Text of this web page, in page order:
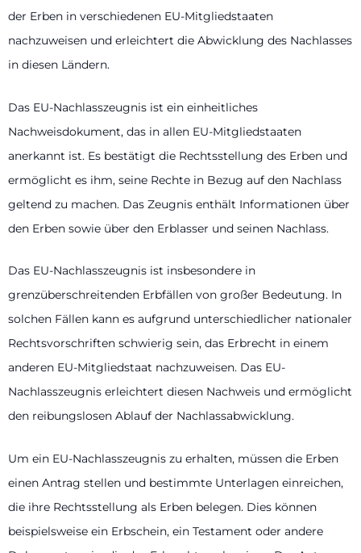
der Erben in verschiedenen EU-Mitgliedstaaten
nachzuweisen und erleichtert die Abwicklung des Nachlasses
in diesen Ländern.
Das EU-Nachlasszeugnis ist ein einheitliches
Nachweisdokument, das in allen EU-Mitgliedstaaten
anerkannt ist. Es bestätigt die Rechtsstellung des Erben und
ermöglicht es ihm, seine Rechte in Bezug auf den Nachlass
geltend zu machen. Das Zeugnis enthält Informationen über
den Erben sowie über den Erblasser und seinen Nachlass.
Das EU-Nachlasszeugnis ist insbesondere in
grenzüberschreitenden Erbfällen von großer Bedeutung. In
solchen Fällen kann es aufgrund unterschiedlicher nationaler
Rechtsvorschriften schwierig sein, das Erbrecht in einem
anderen EU-Mitgliedstaat nachzuweisen. Das EU-
Nachlasszeugnis erleichtert diesen Nachweis und ermöglicht
den reibungslosen Ablauf der Nachlassabwicklung.
Um ein EU-Nachlasszeugnis zu erhalten, müssen die Erben
einen Antrag stellen und bestimmte Unterlagen einreichen,
die ihre Rechtsstellung als Erben belegen. Dies können
beispielsweise ein Erbschein, ein Testament oder andere